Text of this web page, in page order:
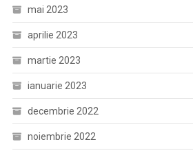
mai 2023
aprilie 2023
martie 2023
ianuarie 2023
decembrie 2022
noiembrie 2022